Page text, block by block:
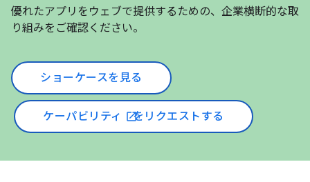
優れたアプリをウェブで提供するための、企業横断的な取
り組みをご確認ください。
ショーケースを見る
ケーパビリティ open_in_new
をリクエストする